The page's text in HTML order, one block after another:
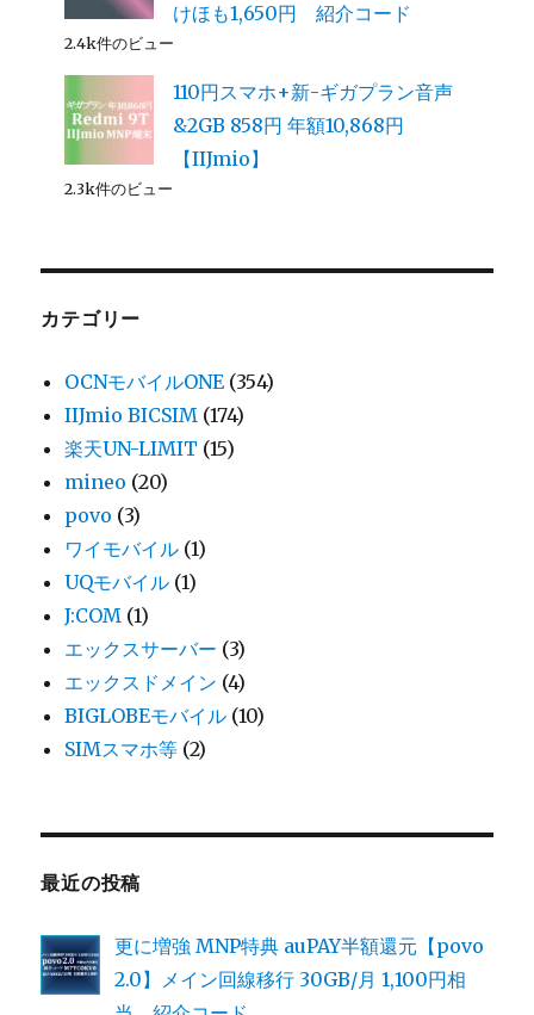
けほも1,650円 紹介コード
2.4k件のビュー
110円スマホ+新-ギガプラン音声
&2GB 858円 年額10,868円
【IIJmio】
2.3k件のビュー
カテゴリー
OCNモバイルONE (354)
IIJmio BICSIM (174)
楽天UN-LIMIT (15)
mineo (20)
povo (3)
ワイモバイル (1)
UQモバイル (1)
J:COM (1)
エックスサーバー (3)
エックスドメイン (4)
BIGLOBEモバイル (10)
SIMスマホ等 (2)
最近の投稿
更に増強 MNP特典 auPAY半額還元【povo
2.0】メイン回線移行 30GB/月 1,100円相